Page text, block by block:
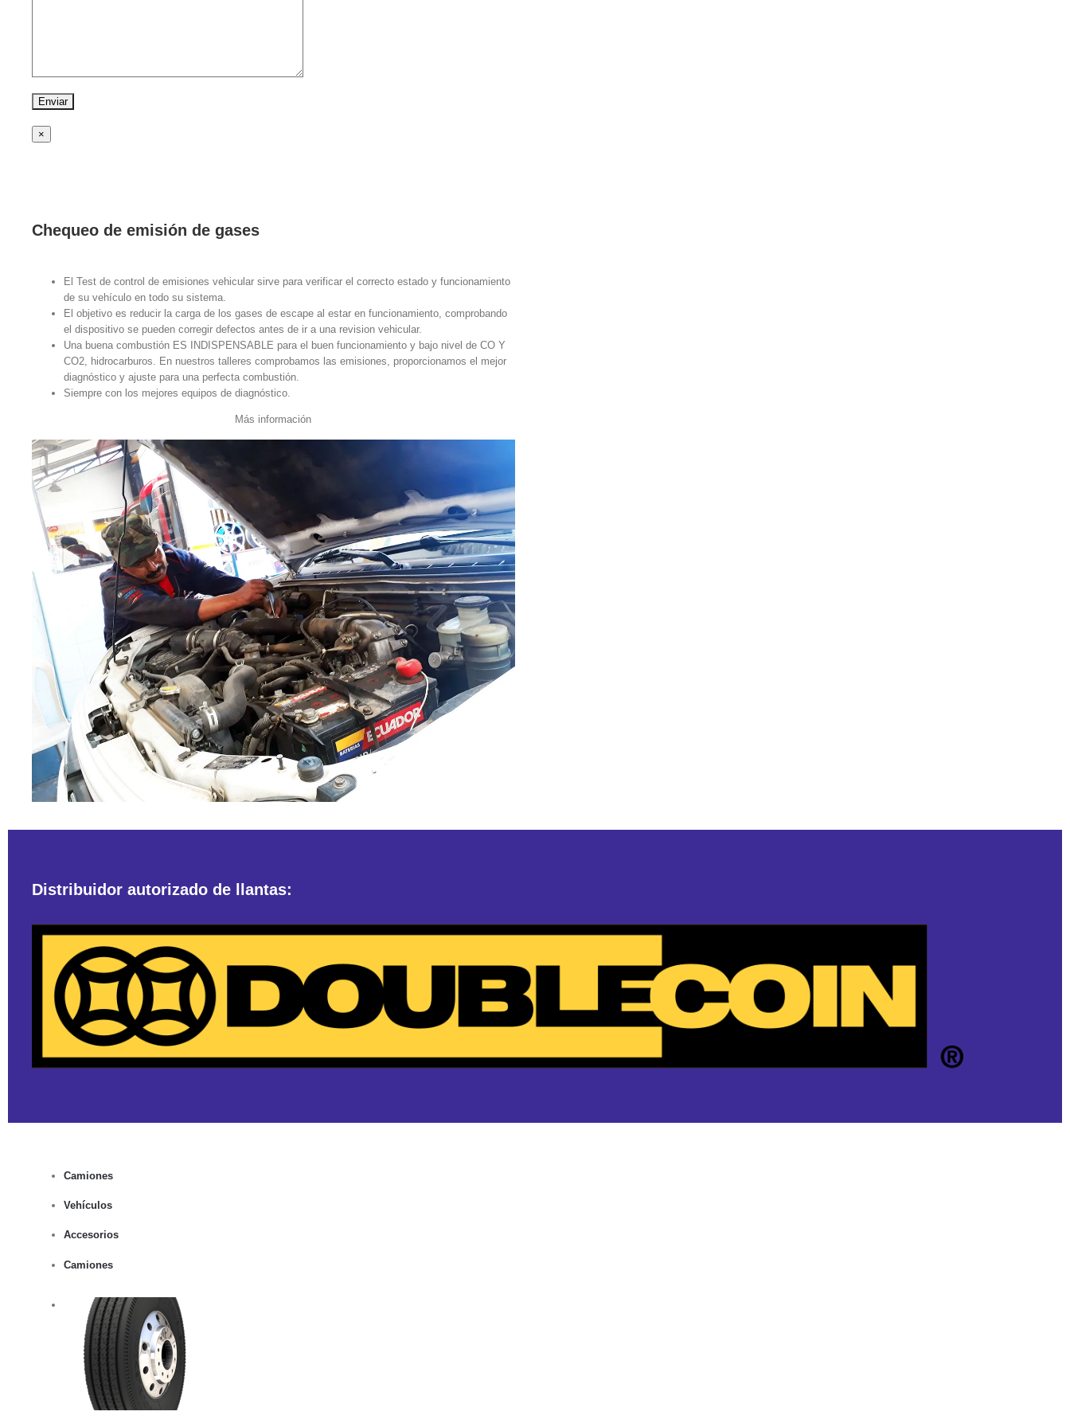
×
Chequeo de emisión de gases
El Test de control de emisiones vehicular sirve para verificar el correcto estado y funcionamiento
de su vehículo en todo su sistema.
El objetivo es reducir la carga de los gases de escape al estar en funcionamiento, comprobando
el dispositivo se pueden corregir defectos antes de ir a una revision vehicular.
Una buena combustión ES INDISPENSABLE para el buen funcionamiento y bajo nivel de CO Y
CO2, hidrocarburos. En nuestros talleres comprobamos las emisiones, proporcionamos el mejor
diagnóstico y ajuste para una perfecta combustión.
Siempre con los mejores equipos de diagnóstico.
Más información
Distribuidor autorizado de llantas:
Camiones
Vehículos
Accesorios
Camiones